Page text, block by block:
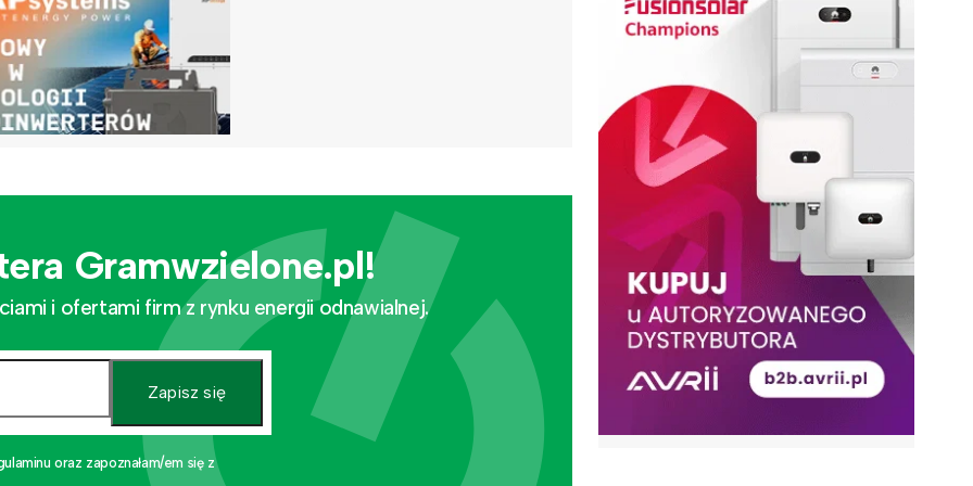
Gramwzielone.pl!
i ofertami firm z rynku energii odnawialnej.
Zapisz się
oraz zapoznałam/em się z